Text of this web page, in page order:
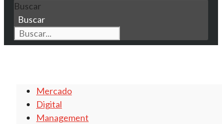
Buscar
Buscar
Mercado
Digital
Management